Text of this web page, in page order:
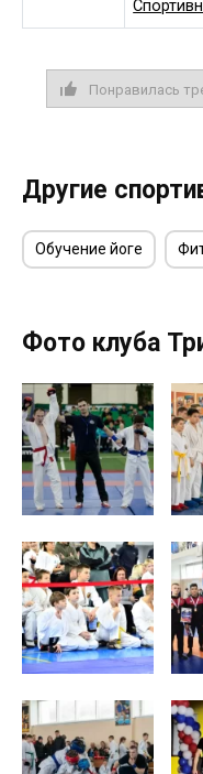
Понравилась
Другие
Обучение йоге
Фото клуба